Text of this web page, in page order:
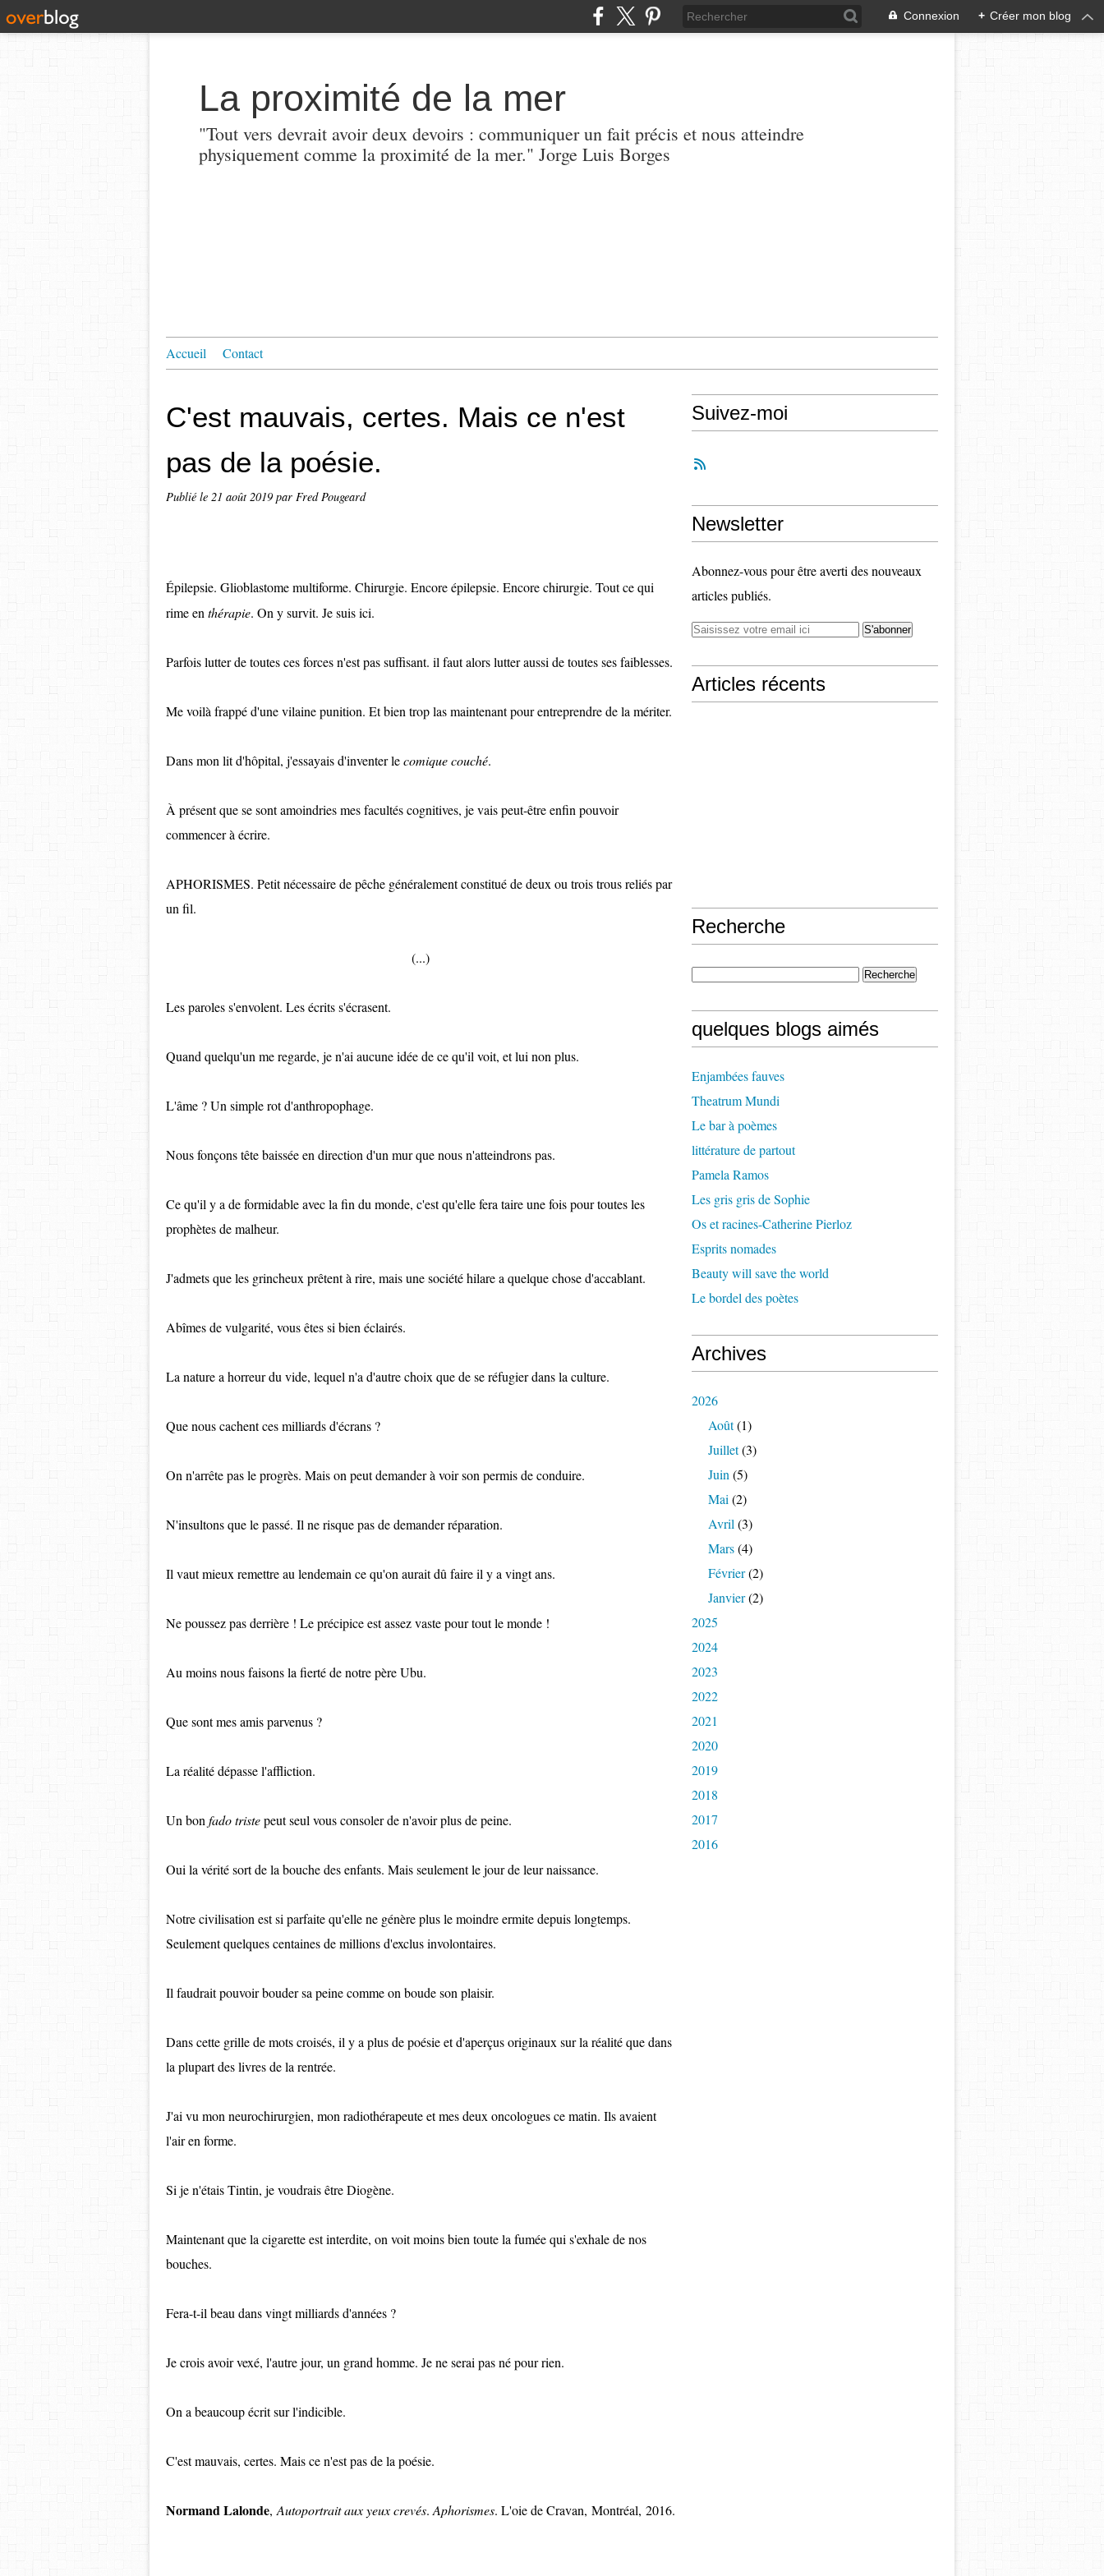
Connexion + Créer mon blog
La proximité de la mer
"Tout vers devrait avoir deux devoirs : communiquer un fait précis et nous atteindre
physiquement comme la proximité de la mer." Jorge Luis Borges
Accueil Contact
C'est mauvais, certes. Mais ce n'est
pas de la poésie.
Publié le 21 août 2019 par Fred Pougeard
Épilepsie. Glioblastome multiforme. Chirurgie. Encore épilepsie. Encore chirurgie. Tout ce qui
rime en thérapie. On y survit. Je suis ici.
Parfois lutter de toutes ces forces n'est pas suffisant. il faut alors lutter aussi de toutes ses faiblesses.
Me voilà frappé d'une vilaine punition. Et bien trop las maintenant pour entreprendre de la mériter.
Dans mon lit d'hôpital, j'essayais d'inventer lecomique couché.
À présent que se sont amoindries mes facultés cognitives, je vais peut-être enfin pouvoir
commencer à écrire.
APHORISMES. Petit nécessaire de pêche généralement constitué de deux ou trois trous reliés par
un fil.
(...)
Les paroles s'envolent. Les écrits s'écrasent.
Quand quelqu'un me regarde, je n'ai aucune idée de ce qu'il voit, et lui non plus.
L'âme ? Un simple rot d'anthropophage.
Nous fonçons tête baissée en direction d'un mur que nous n'atteindrons pas.
Ce qu'il y a de formidable avec la fin du monde, c'est qu'elle fera taire une fois pour toutes les
prophètes de malheur.
J'admets que les grincheux prêtent à rire, mais une société hilare a quelque chose d'accablant.
Abîmes de vulgarité, vous êtes si bien éclairés.
La nature a horreur du vide, lequel n'a d'autre choix que de se réfugier dans la culture.
Que nous cachent ces milliards d'écrans ?
On n'arrête pas le progrès. Mais on peut demander à voir son permis de conduire.
N'insultons que le passé. Il ne risque pas de demander réparation.
Il vaut mieux remettre au lendemain ce qu'on aurait dû faire il y a vingt ans.
Ne poussez pas derrière ! Le précipice est assez vaste pour tout le monde !
Au moins nous faisons la fierté de notre père Ubu.
Que sont mes amis parvenus ?
La réalité dépasse l'affliction.
Un bon fado tristepeut seul vous consoler de n'avoir plus de peine.
Oui la vérité sort de la bouche des enfants. Mais seulement le jour de leur naissance.
Notre civilisation est si parfaite qu'elle ne génère plus le moindre ermite depuis longtemps.
Seulement quelques centaines de millions d'exclus involontaires.
Il faudrait pouvoir bouder sa peine comme on boude son plaisir.
Dans cette grille de mots croisés, il y a plus de poésie et d'aperçus originaux sur la réalité que dans
la plupart des livres de la rentrée.
J'ai vu mon neurochirurgien, mon radiothérapeute et mes deux oncologues ce matin. Ils avaient
l'air en forme.
Si je n'étais Tintin, je voudrais être Diogène.
Maintenant que la cigarette est interdite, on voit moins bien toute la fumée qui s'exhale de nos
bouches.
Fera-t-il beau dans vingt milliards d'années ?
Je crois avoir vexé, l'autre jour, un grand homme. Je ne serai pas né pour rien.
On a beaucoup écrit sur l'indicible.
C'est mauvais, certes. Mais ce n'est pas de la poésie.
Normand Lalonde, Autoportrait aux yeux crevés. Aphorismes. L'oie de Cravan, Montréal, 2016.
Suivez-moi
Newsletter
Abonnez-vous pour être averti des nouveaux
articles publiés.
Articles récents
Recherche
quelques blogs aimés
Enjambées fauves
Theatrum Mundi
Le bar à poèmes
littérature de partout
Pamela Ramos
Les gris gris de Sophie
Os et racines-Catherine Pierloz
Esprits nomades
Beauty will save the world
Le bordel des poètes
Archives
2026
Août(1)
Juillet(3)
Juin (5)
Mai (2)
Avril (3)
Mars(4)
Février(2)
Janvier(2)
2025
2024
2023
2022
2021
2020
2019
2018
2017
2016